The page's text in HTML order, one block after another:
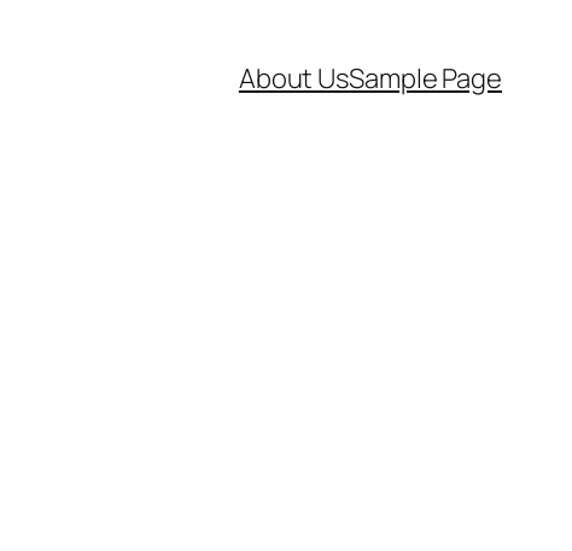
About UsSample Page